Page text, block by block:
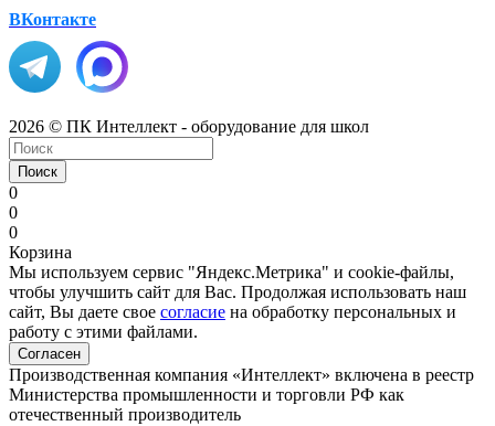
ВКонтакте
2026 © ПК Интеллект - оборудование для школ
Поиск
0
0
0
Корзина
Мы используем сервис "Яндекс.Метрика" и cookie-файлы,
чтобы улучшить сайт для Вас. Продолжая использовать наш
сайт, Вы даете свое согласие на обработку персональных и
работу с этими файлами.
Согласен
Производственная компания «Интеллект» включена в реестр
Министерства промышленности и торговли РФ как
отечественный производитель